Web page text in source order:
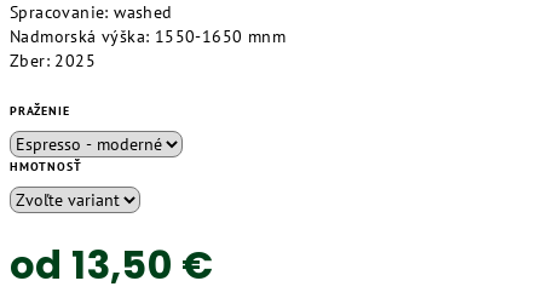
Spracovanie: washed
Nadmorská výška: 1550-1650 mnm
Zber: 2025
PRAŽENIE
HMOTNOSŤ
od 13,50 €